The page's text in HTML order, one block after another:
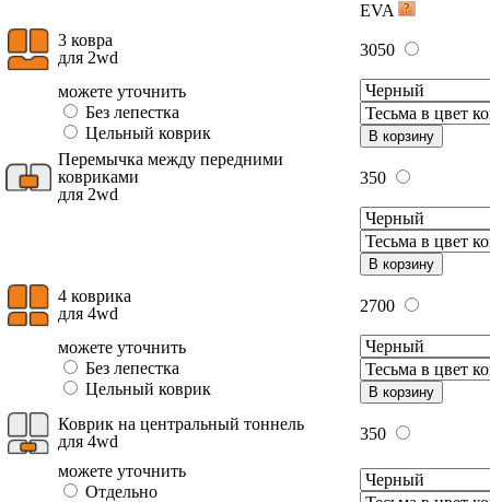
EVA
3 ковра
для 2wd
3050
можете уточнить
Без лепестка
Цельный коврик
В корзину
Перемычка между передними
ковриками
для 2wd
350
В корзину
4 коврика
для 4wd
2700
можете уточнить
Без лепестка
Цельный коврик
В корзину
Коврик на центральный тоннель
для 4wd
350
можете уточнить
Отдельно